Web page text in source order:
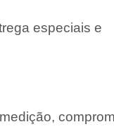
especiais e